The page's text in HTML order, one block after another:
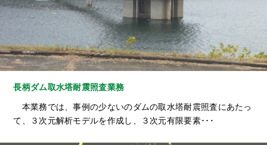
長柄ダム取水塔耐震照査業務
本業務では、事例の少ないのダムの取水塔耐震照査にあたっ
て、３次元解析モデルを作成し、３次元有限要素･･･